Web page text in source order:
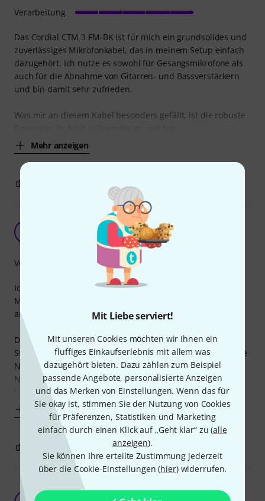
Mit Liebe serviert!
Mit unseren Cookies möchten wir Ihnen ein
fluffiges Einkaufserlebnis mit allem was
dazugehört bieten. Dazu zählen zum Beispiel
passende Angebote, personalisierte Anzeigen
und das Merken von Einstellungen. Wenn das für
Sie okay ist, stimmen Sie der Nutzung von Cookies
für Präferenzen, Statistiken und Marketing
einfach durch einen Klick auf „Geht klar“ zu (alle
anzeigen).
Sie können Ihre erteilte Zustimmung jederzeit
über die Cookie-Einstellungen (hier) widerrufen.
Das Cordial CTM 3 FM-BK ist für mich ein grundsolides und
zuverlässiges Mikrofonkabel, das in meinem Setup einfach
dazugehört. Ich nutze es sowohl für Gesangsmikrofone als
auch für die Abnahme von Gitarren- und Bassverstärkern
und bin damit sehr zufrieden.
Was mir an diesem Kabel besonders gefällt, ist die robuste
Mehr anzeigen
Verarbeitung
Erwartungen erfüllt!
Anonym 31.05.2016
Ich habe das Kabel gekauft, um mein Großmembran-
Mikrofon an das wenig entfernte, kleine Audiointerface
anzuschließen.
Das Kabel wirkt sehr hochwertig, die Verbindungen zum
Stecker solide und auch die Stecker selbst haben gewohnte
Neutrio-Qualität.
Noch kann ich nichts zum Thema Haltbarkeit sagen, aber
bei den ersten Einsätzen funktionierte das Kabels
Mehr anzeigen
Verarbeitung
0 BEWERTUNG MELDEN
sehr gut verarbeitet, selber bauen kann sich